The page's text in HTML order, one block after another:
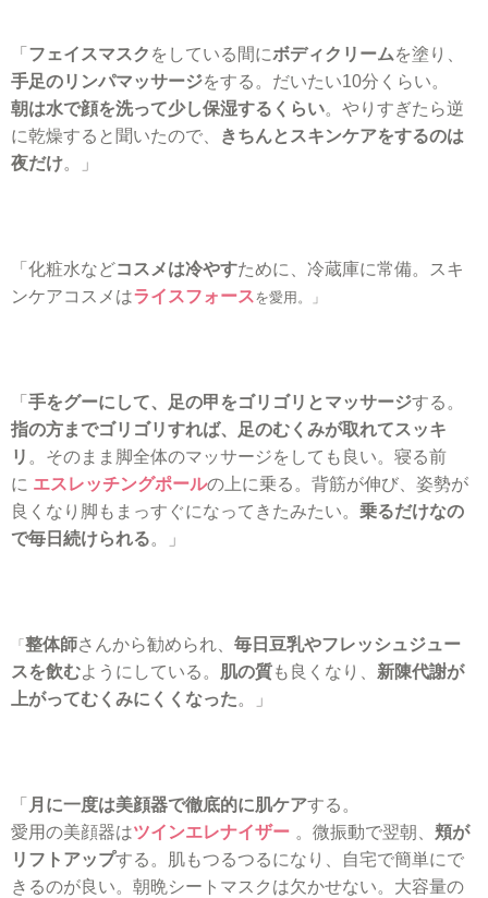
「 フェイスマスク をしている間にボディクリームを塗り、
手足のリンパマッサージをする。だいたい10分くらい。
朝は水で顔を洗って少し保湿するくらい。やりすぎたら逆
に乾燥すると聞いたので、
きちんとスキンケアをするのは
夜だけ。」
「化粧水などコスメは冷やすために、冷蔵庫に常備。スキ
ンケアコスメはライスフォースを愛用。」
「 手をグーにして、足の甲をゴリゴリとマッサージする。
指の方までゴリゴリすれば、足のむくみが取れてスッキ
リ 。そのまま脚全体のマッサージをしても良い。 寝る前
に エスレッチングポールの上に乗る。背筋が伸び、姿勢が
良くなり脚もまっすぐになってきたみたい。 乗るだけなの
で毎日続けられる。」
「 整体師さんから勧められ、 毎日豆乳やフレッシュジュー
スを飲むようにしている。 肌の質も良くなり、 新陳代謝が
上がってむくみにくくなった。」
「 月に一度は美顔器で徹底的に肌ケアする。
愛用の美顔器はツインエレナイザー 。微振動で翌朝、 頬が
リフトアップする。肌もつるつるになり、自宅で簡単にで
きるのが良い。朝晩シートマスクは欠かせない。大容量の